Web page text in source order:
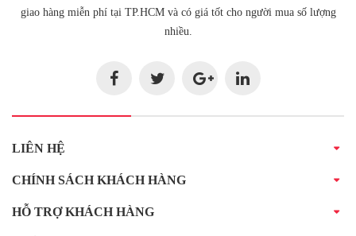
giao hàng miễn phí tại TP.HCM và có giá tốt cho người mua số lượng
nhiều.
LIÊN HỆ
CHÍNH SÁCH KHÁCH HÀNG
HỖ TRỢ KHÁCH HÀNG